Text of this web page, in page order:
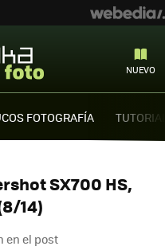
NUEVO
FOTOGRAFÍA
SX700 HS,
14)
en el post